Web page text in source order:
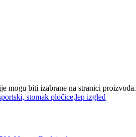
mogu biti izabrane na stranici proizvoda.